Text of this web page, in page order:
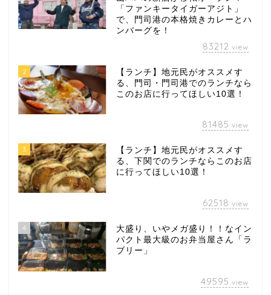
「ファンキータイガーアジト」
で、門司港の本格焼きカレーとハ
ンバーグを！
83212 view
2
【ランチ】地元民がオススメす
る、門司・門司港でのランチなら
このお店に行ってほしい10選！
81485 view
3
【ランチ】地元民がオススメす
る、下関でのランチならこのお店
に行ってほしい10選！
62518 view
4
大盛り、いやメガ盛り！！なイン
パクト最大級のお弁当屋さん「ラ
ブリー」
49595 view